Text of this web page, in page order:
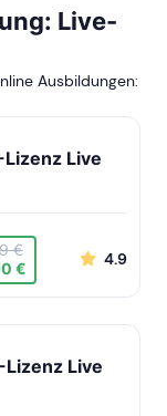
Live-
Ausbildungen:
Live
€
€
4.9
Live